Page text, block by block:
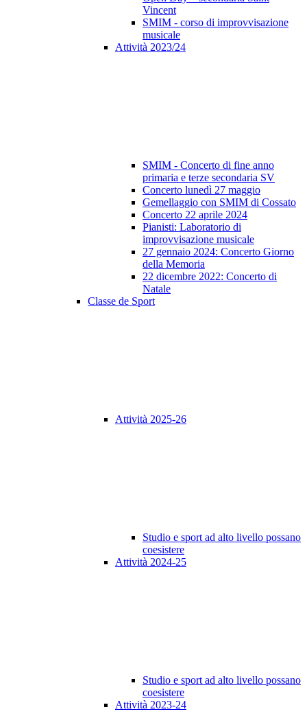
Vincent
SMIM - corso di improvvisazione
musicale
Attività 2023/24
SMIM - Concerto di fine anno
primaria e terze secondaria SV
Concerto lunedì 27 maggio
Gemellaggio con SMIM di Cossato
Concerto 22 aprile 2024
Pianisti: Laboratorio di
improvvisazione musicale
27 gennaio 2024: Concerto Giorno
della Memoria
22 dicembre 2022: Concerto di
Natale
Classe de Sport
Attività 2025-26
Studio e sport ad alto livello possano
coesistere
Attività 2024-25
Studio e sport ad alto livello possano
coesistere
Attività 2023-24